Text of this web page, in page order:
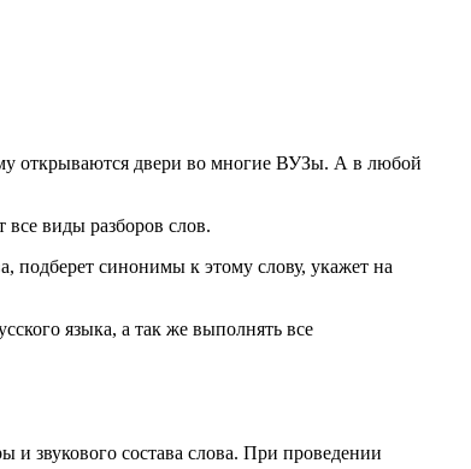
открываются двери во многие ВУЗы. А в любой
виды разборов слов.
подберет синонимы к этому слову, укажет на
языка, а так же выполнять все
и звукового состава слова. При проведении